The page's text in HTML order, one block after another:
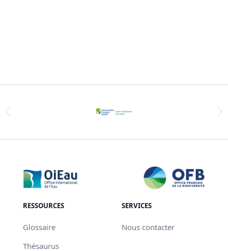
RESSOURCES
Glossaire
Thésaurus
SERVICES
Nous contacter